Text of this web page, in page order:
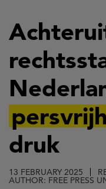
main
content
druk
13 FEBRUARY 2025
AUTHOR: FREE PRESS